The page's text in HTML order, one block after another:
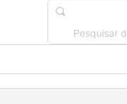
Pesquisar
documentos…